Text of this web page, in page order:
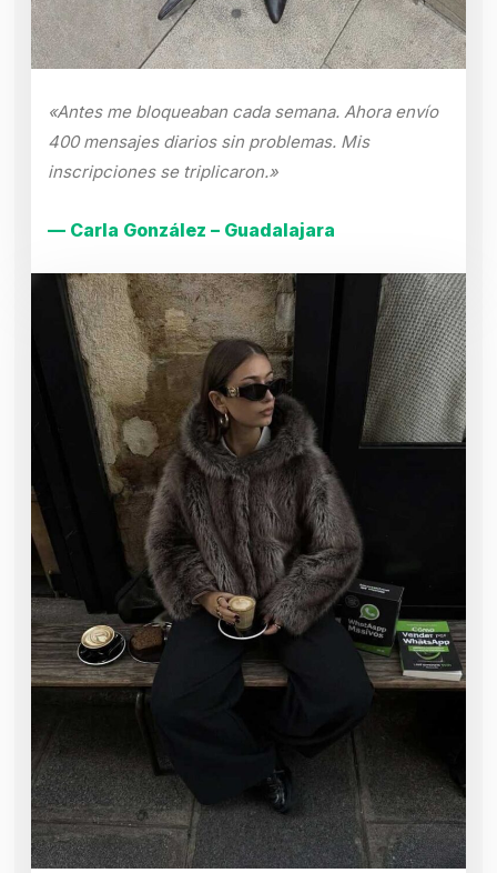
«Antes me bloqueaban cada semana. Ahora envío
400 mensajes diarios sin problemas. Mis
inscripciones se triplicaron.»
— Carla González – Guadalajara